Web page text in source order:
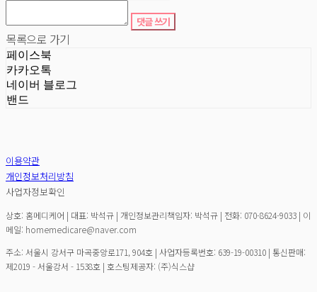
댓글 쓰기
목록으로 가기
페이스북
카카오톡
네이버 블로그
밴드
이용약관
개인정보처리방침
사업자정보확인
상호: 홈메디케어 | 대표: 박석규 | 개인정보관리책임자: 박석규 | 전화: 070-8624-9033 | 이
메일: homemedicare@naver.com
주소: 서울시 강서구 마곡중앙로171, 904호 | 사업자등록번호: 639-19-00310 | 통신판매:
제2019 - 서울강서 - 1538호 | 호스팅제공자: (주)식스샵